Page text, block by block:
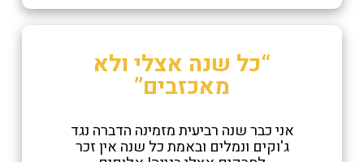
“כל שנה אצלי ולא
מאכזבים”
אני כבר שנה רביעית מזמינה הדברה נגד
ג'וקים ונמלים ובאמת כל שנה אין זכר